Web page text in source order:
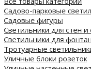
Садово-парковые
Садовые фигуры
Светильники для стен и
Светильники для
Тротуарные
Уличные блоки розеток